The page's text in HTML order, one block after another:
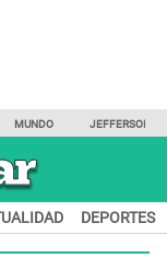
MUNDO JEFFERSON
DEPORTES